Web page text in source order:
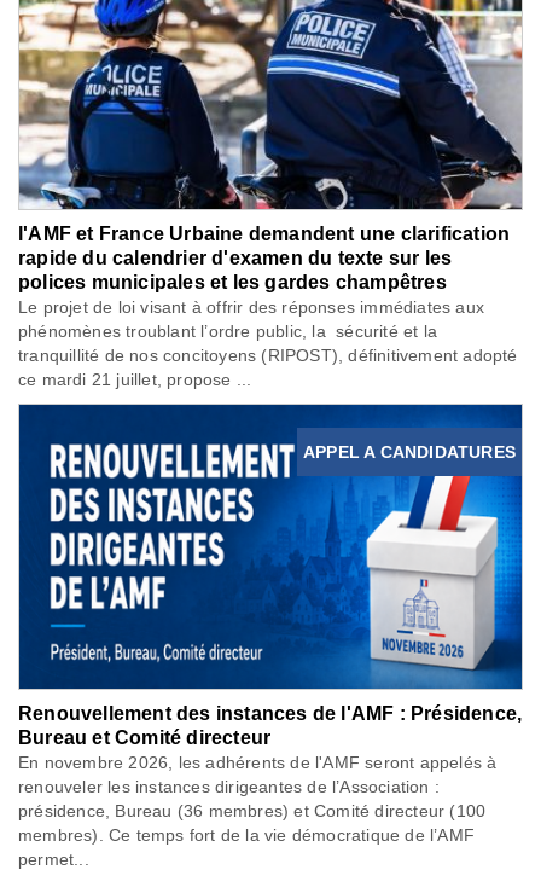
l'AMF et France Urbaine demandent une clarification
rapide du calendrier d'examen du texte sur les
polices municipales et les gardes champêtres
Le projet de loi visant à offrir des réponses immédiates aux
phénomènes troublant l’ordre public, la sécurité et la
tranquillité de nos concitoyens (RIPOST), définitivement adopté
ce mardi 21 juillet, propose ...
APPEL A CANDIDATURES
Renouvellement des instances de l'AMF : Présidence,
Bureau et Comité directeur
En novembre 2026, les adhérents de l'AMF seront appelés à
renouveler les instances dirigeantes de l’Association :
présidence, Bureau (36 membres) et Comité directeur (100
membres). Ce temps fort de la vie démocratique de l’AMF
permet...